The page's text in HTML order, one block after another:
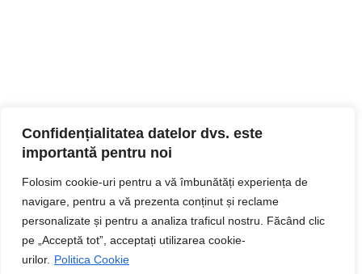
Confidențialitatea datelor dvs. este
importantă pentru noi
Folosim cookie-uri pentru a vă îmbunătăți experiența de
navigare, pentru a vă prezenta conținut și reclame
personalizate și pentru a analiza traficul nostru. Făcând clic
pe „Acceptă tot”, acceptați utilizarea cookie-
urilor. Politica Cookie